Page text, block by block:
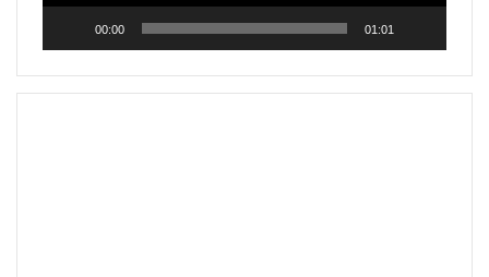
00:00 01:01